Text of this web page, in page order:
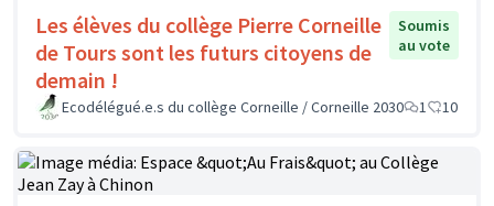
Les élèves du collège Pierre Corneille
de Tours sont les futurs citoyens de
demain !
Soumis
au vote
Ecodélégué.e.s du collège Corneille / Corneille 2030 1 10